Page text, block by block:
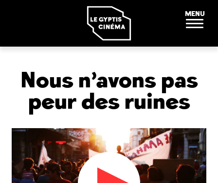
MENU
Nous n’avons pas
peur des ruines
Panneau de gestion des cookies